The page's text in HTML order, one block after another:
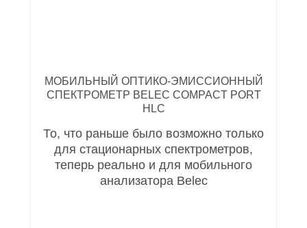
МОБИЛЬНЫЙ ОПТИКО-ЭМИССИОННЫЙ
СПЕКТРОМЕТР BELEC COMPACT PORT
HLC
То, что раньше было возможно только
для стационарных спектрометров,
теперь реально и для мобильного
анализатора Belec